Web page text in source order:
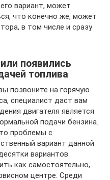
вариант, может
что конечно же, может
в том числе и сразу
появились
топлива
позвоните на горячую
специалист даст вам
двигателя является
подачи бензина.
проблемы с
вариант данной
вариантов
как самостоятельно,
центре. Среди